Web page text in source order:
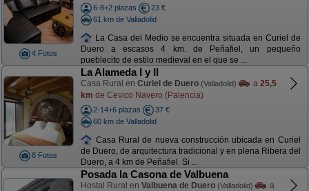
4 Fotos
6-8+2 plazas
23 €
61 km de Valladolid
La Casa del Medio se encuentra situada en Curiel de
Duero a escasos 4 km. de Peñafiel, un pequeño
pueblecito de estilo medieval en el que se ...
8 Fotos
La Alameda I y II
Casa Rural en Curiel de Duero (Valladolid) a 25,5
km de Cevico Navero (Palencia)
2-14+6 plazas
37 €
60 km de Valladolid
Casa Rural de nueva construcción ubicada en Curiel
de Duero, de arquitectura tradicional y en plena Ribera del
Duero, a 4 km de Peñafiel. Si ...
Posada la Casona de Valbuena
Hostal Rural en Valbuena de Duero (Valladolid)
a